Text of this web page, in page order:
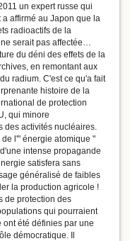
un expert russe qui
affirmé au Japon que la
radioactifs de la
serait pas affectée…
du déni des effets de la
en remontant aux
radium. C'est ce qu'a fait
histoire de la
de protection
qui minore
des activités nucléaires.
l'" énergie atomique "
intense propagande
satisfera sans
généralisé de faibles
la production agricole !
de protection des
qui pourraient
été définies par une
démocratique. Il